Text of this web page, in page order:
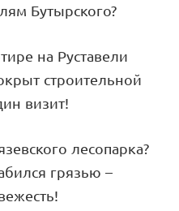
Бутырского?
на Руставели
строительной
визит!
лесопарка?
грязью –